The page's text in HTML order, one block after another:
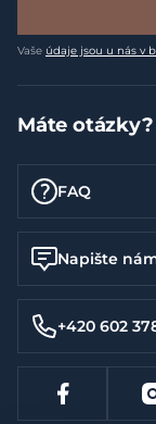
Vaše údaje jsou u nás v
Máte
FAQ
Napište
+420 602